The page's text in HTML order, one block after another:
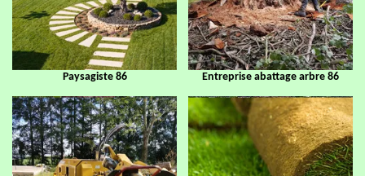
Paysagiste 86 Entreprise abattage arbre 86